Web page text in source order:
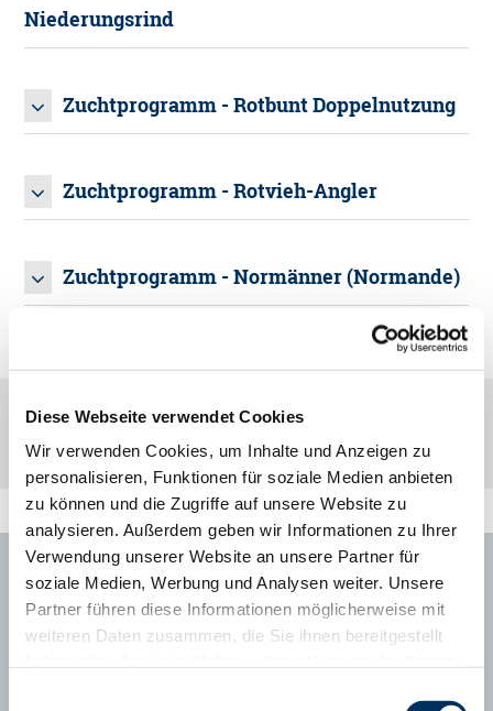
Diese Webseite verwendet Cookies
Wir verwenden Cookies, um Inhalte und Anzeigen zu
personalisieren, Funktionen für soziale Medien anbieten
zu können und die Zugriffe auf unsere Website zu
analysieren. Außerdem geben wir Informationen zu Ihrer
Verwendung unserer Website an unsere Partner für
soziale Medien, Werbung und Analysen weiter. Unsere
Partner führen diese Informationen möglicherweise mit
weiteren Daten zusammen, die Sie ihnen bereitgestellt
Niederungsrind
DEUTSCHES SBT. NIEDERUNGSRIND
Zuchtprogramm - Rotbunt Doppelnutzung
ROTBUNT DOPPELNUTZUNG
Zuchtprogramm - Rotvieh-Angler
ROTVIEH-ANGLER
Zuchtprogramm - Normänner (Normande)
Ansprechpartner